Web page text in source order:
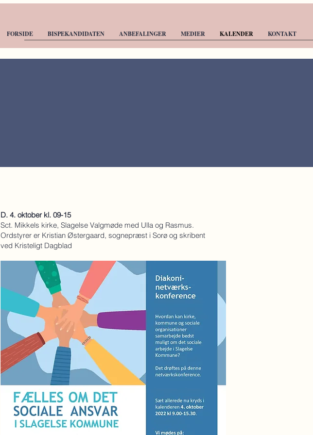
FORSIDE BISPEKANDIDATEN ANBEFALINGER MEDIER KALENDER KONTAKT
D. 4. oktober kl. 09-15
Sct. Mikkels kirke, Slagelse Valgmøde med Ulla og Rasmus.
Ordstyrer er Kristian Østergaard, sognepræst i Sorø og skribent
ved Kristeligt Dagblad